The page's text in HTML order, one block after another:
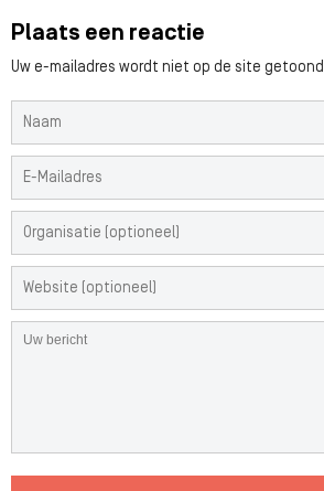
Plaats een reactie
Uw e-mailadres wordt niet op de site getoond